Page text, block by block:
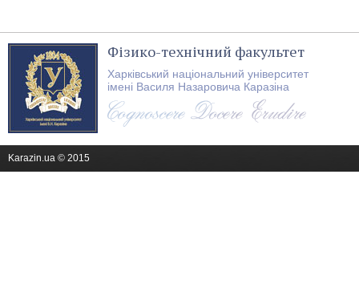
Фізико-технічний факультет
Харківський національний університет
імені Василя Назаровича Каразіна
Karazin.ua © 2015